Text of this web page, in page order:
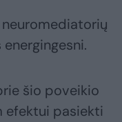
šio poveikio
efektui pasiekti